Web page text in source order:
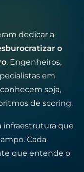
dedicar a
o
. Engenheiros,
em
soja,
de scoring.
infraestrutura que
Cada
que entende o